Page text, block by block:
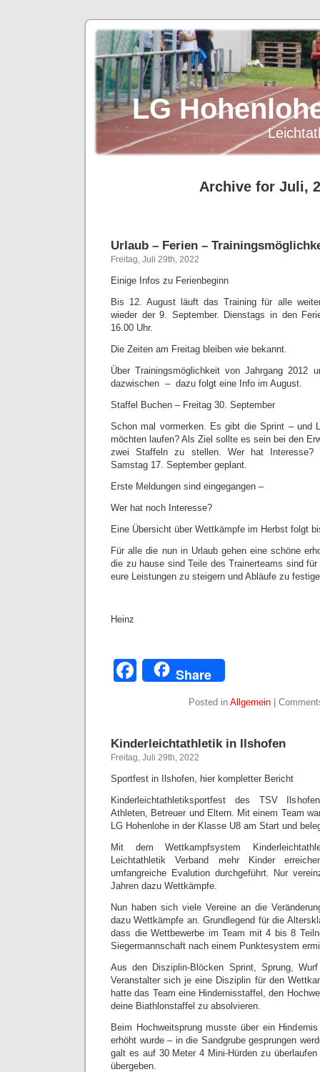
LG
Archive for Juli,
Urlaub – Ferien –
Freitag, Juli 29th, 2022
Einige Infos zu Ferienbeginn
Bis 12. August läuft das Training für alle
wieder der 9. September. Dienstags in den
16.00 Uhr.
Die Zeiten am Freitag bleiben wie bekannt.
Über Trainingsmöglichkeit von Jahrgang 2012
dazwischen – dazu folgt eine Info im August.
Staffel Buchen – Freitag 30. September
Schon mal vormerken. Es gibt die Sprint – und
möchten laufen? Als Ziel sollte es sein bei den
zwei Staffeln zu stellen. Wer hat Interesse?
Samstag 17. September geplant.
Erste Meldungen sind eingegangen –
Wer hat noch Interesse?
Eine Übersicht über Wettkämpfe im Herbst folgt
Für alle die nun in Urlaub gehen eine schöne
die zu hause sind Teile des Trainerteams sind
eure Leistungen zu steigern und Abläufe zu
Heinz
Facebook
Share
Posted in Allgemein|
Kinderleichtathletik in Ilshofen
Freitag, Juli 29th, 2022
Sportfest in Ilshofen, hier kompletter Bericht
Kinderleichtathletiksportfest des TSV
Athleten, Betreuer und Eltern. Mit einem Team
LG Hohenlohe in der Klasse U8 am Start und
Mit dem Wettkampfsystem
Leichtathletik Verband mehr Kinder
umfangreiche Evalution durchgeführt. Nur
Jahren dazu Wettkämpfe.
Nun haben sich viele Vereine an die
dazu Wettkämpfe an. Grundlegend für die
dass die Wettbewerbe im Team mit 4 bis 8
Siegermannschaft nach einem Punktesystem
Aus den Disziplin-Blöcken Sprint, Sprung,
Veranstalter sich je eine Disziplin für den
hatte das Team eine Hindernisstaffel, den
deine Biathlonstaffel zu absolvieren.
Beim Hochweitsprung musste über ein
erhöht wurde – in die Sandgrube gesprungen
galt es auf 30 Meter 4 Mini-Hürden zu
übergeben.